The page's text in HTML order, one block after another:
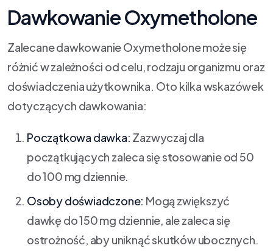
Dawkowanie Oxymetholone
Zalecane dawkowanie Oxymetholone może się
różnić w zależności od celu, rodzaju organizmu oraz
doświadczenia użytkownika. Oto kilka wskazówek
dotyczących dawkowania:
Początkowa dawka: Zazwyczaj dla
początkujących zaleca się stosowanie od 50
do 100 mg dziennie.
Osoby doświadczone: Mogą zwiększyć
dawkę do 150 mg dziennie, ale zaleca się
ostrożność, aby uniknąć skutków ubocznych.